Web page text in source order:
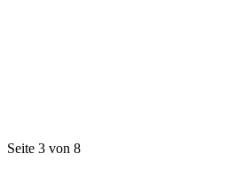
Seite 3 von 8